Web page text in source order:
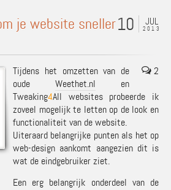
JUL
2013
10
je website sneller
2
Tijdens het omzetten van de
oude Weethet.nl en
Tweaking4All websites probeerde ik
zoveel mogelijk te letten op de look en
functionaliteit van de website.
Uiteraard belangrijke punten als het op
web-design aankomt aangezien dit is
wat de eindgebruiker ziet.
Een erg belangrijk onderdeel van de